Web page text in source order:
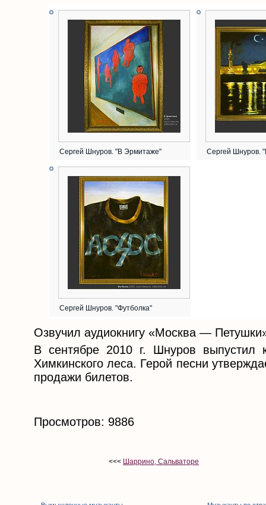
Сергей Шнуров. "В Эрмитаже" Сергей Шнуров.
Сергей Шнуров. "Футболка"
Озвучил аудиокнигу «Москва —
В сентябре 2010 г. Шнуров
Химкинского леса. Герой песни
продажи билетов.
Просмотров: 9886
<<< Шаррино, Сальваторе